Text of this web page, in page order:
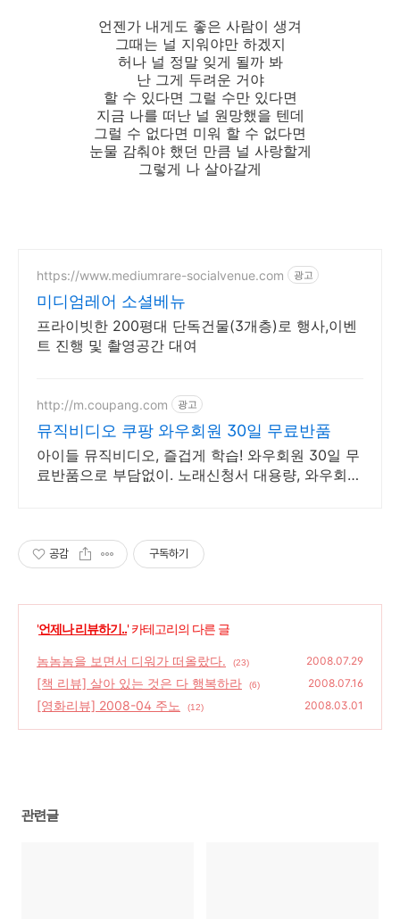
언젠가 내게도 좋은 사람이 생겨
그때는 널 지워야만 하겠지
허나 널 정말 잊게 될까 봐
난 그게 두려운 거야
할 수 있다면 그럴 수만 있다면
지금 나를 떠난 널 원망했을 텐데
그럴 수 없다면 미워 할 수 없다면
눈물 감춰야 했던 만큼 널 사랑할게
그렇게 나 살아갈게
https://www.mediumrare-socialvenue.com 광고
미디엄레어 소셜베뉴
프라이빗한 200평대 단독건물(3개층)로 행사,이벤
트 진행 및 촬영공간 대여
http://m.coupang.com 광고
뮤직비디오 쿠팡 와우회원 30일 무료반품
아이들 뮤직비디오, 즐겁게 학습! 와우회원 30일 무
료반품으로 부담없이. 노래신청서 대용량, 와우회원
공감 구독하기
'언제나 리뷰하기..' 카테고리의 다른 글
놈놈놈을 보면서 디워가 떠올랐다. (23) 2008.07.29
[책 리뷰] 살아 있는 것은 다 행복하라 (6) 2008.07.16
[영화리뷰] 2008-04 주노 (12) 2008.03.01
관련글